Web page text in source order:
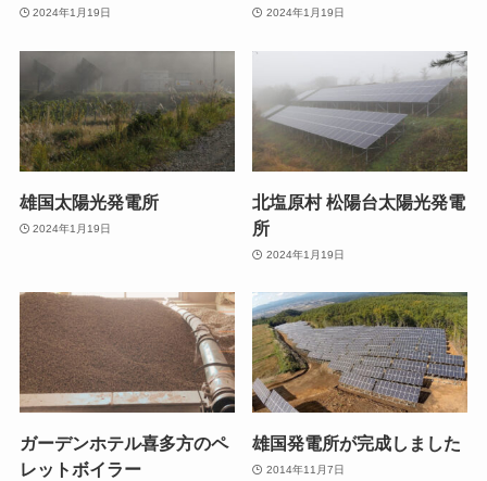
2024年1月19日 2024年1月19日
雄国太陽光発電所
2024年1月19日
北塩原村 松陽台太陽光発電
所
2024年1月19日
ガーデンホテル喜多方のペ
レットボイラー
雄国発電所が完成しました
2014年11月7日